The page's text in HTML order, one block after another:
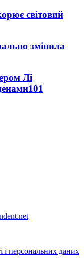
світовий
змінила
Лі
101
і персональних даних